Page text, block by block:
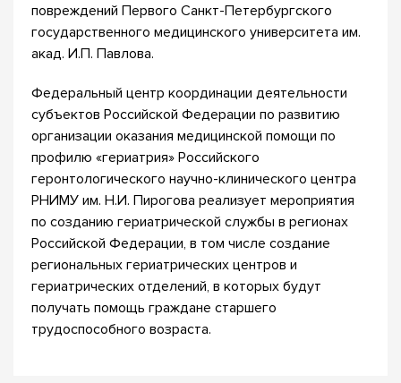
повреждений Первого Санкт-Петербургского
государственного медицинского университета им.
акад. И.П. Павлова.
Федеральный центр координации деятельности
субъектов Российской Федерации по развитию
организации оказания медицинской помощи по
профилю «гериатрия» Российского
геронтологического научно-клинического центра
РНИМУ им. Н.И. Пирогова реализует мероприятия
по созданию гериатрической службы в регионах
Российской Федерации, в том числе создание
региональных гериатрических центров и
гериатрических отделений, в которых будут
получать помощь граждане старшего
трудоспособного возраста.